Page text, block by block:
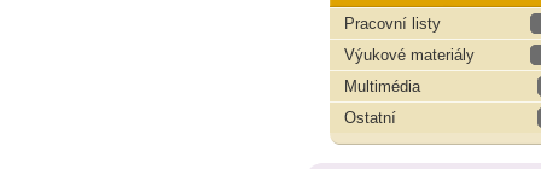
Pracovní listy
Výukové materiály
Multimédia
Ostatní